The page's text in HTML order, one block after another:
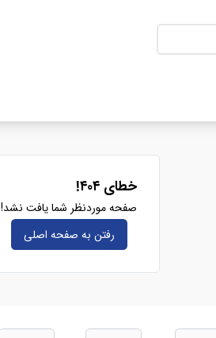
خطای ۴۰۴!
صفحه موردنظر شما یافت نشد!
رفتن به صفحه‌ اصلی